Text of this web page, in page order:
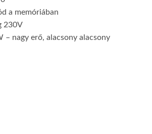
a memóriában
230V
– nagy erő, alacsony alacsony